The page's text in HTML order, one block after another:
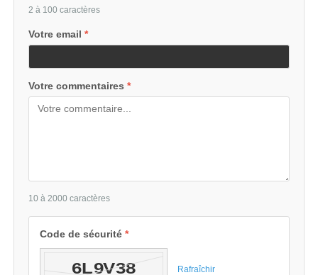
2 à 100 caractères
Votre email*
Votre commentaires*
10 à 2000 caractères
Code de sécurité*
Rafraîchir